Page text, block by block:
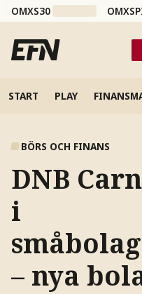
OMXS30
START PLAY
BÖRS OCH FINANS
DNB
i
– nya